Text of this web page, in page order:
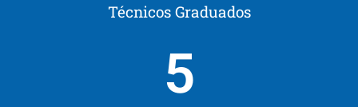
Técnicos Graduados
5